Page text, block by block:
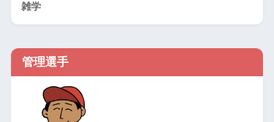
雑学
管理選手